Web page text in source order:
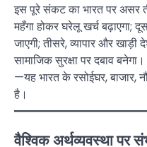
इस पूरे संकट का भारत पर असर
महँगा होकर घरेलू खर्च बढ़ाएगा;
जाएगी; तीसरे, व्यापार और
सामाजिक सुरक्षा पर दबाव
—यह भारत के रसोईघर, बाजार,
है।
वैश्विक अर्थव्यवस्था पर